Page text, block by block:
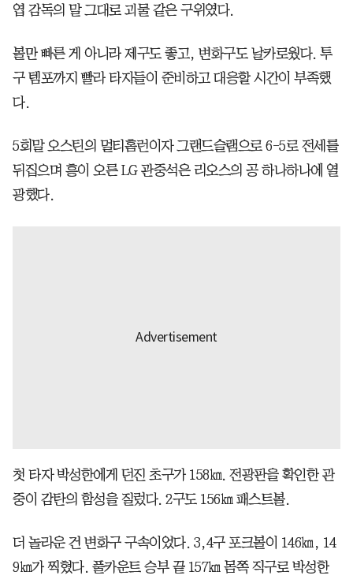
엽 감독의 말 그대로 괴물 같은 구위였다.
볼만 빠른 게 아니라 제구도 좋고, 변화구도 날카로웠다. 투
구 템포까지 빨라 타자들이 준비하고 대응할 시간이 부족했
다.
5회말 오스틴의 멀티홈런이자 그랜드슬램으로 6-5로 전세를
뒤집으며 흥이 오른 LG 관중석은 리오스의 공 하나하나에 열
광했다.
첫 타자 박성한에게 던진 초구가 158㎞. 전광판을 확인한 관
중이 감탄의 함성을 질렀다. 2구도 156㎞ 패스트볼.
더 놀라운 건 변화구 구속이었다. 3,4구 포크볼이 146㎞, 14
9㎞가 찍혔다. 풀카운트 승부 끝 157㎞ 몸쪽 직구로 박성한